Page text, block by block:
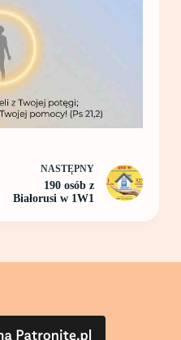
NASTĘPNY
190 osób z
Białorusi w 1W1